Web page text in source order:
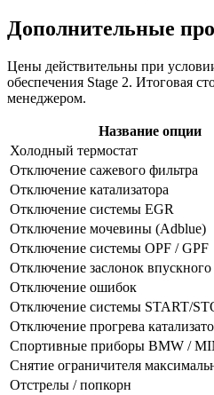
Дополнительные
Цены действительны при
обеспечения Stage 2. Итоговая
менеджером.
Название опции
Холодный термостат
Отключение сажевого фильтра
Отключение катализатора
Отключение системы EGR
Отключение мочевины (Adblue)
Отключение системы OPF / GPF
Отключение заслонок впускного
Отключение ошибок
Отключение системы START/
Отключение прогрева
Спортивные приборы BMW /
Снятие ограничителя
Отстрелы / попкорн